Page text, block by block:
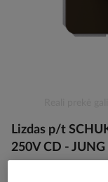
the
beginning
of
Lizdas p/t
250V CD - JUNG